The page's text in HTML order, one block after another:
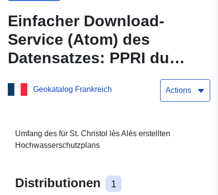
Einfacher Download-
Service (Atom) des
Datensatzes: PPRI du
Gardon d’Alès (20130021)
Gemeinde Saint-Christol-
Geokatalog Frankreich Actions
Umfang des für St. Christol lès Alès erstellten
Hochwasserschutzplans
Distributionen 1